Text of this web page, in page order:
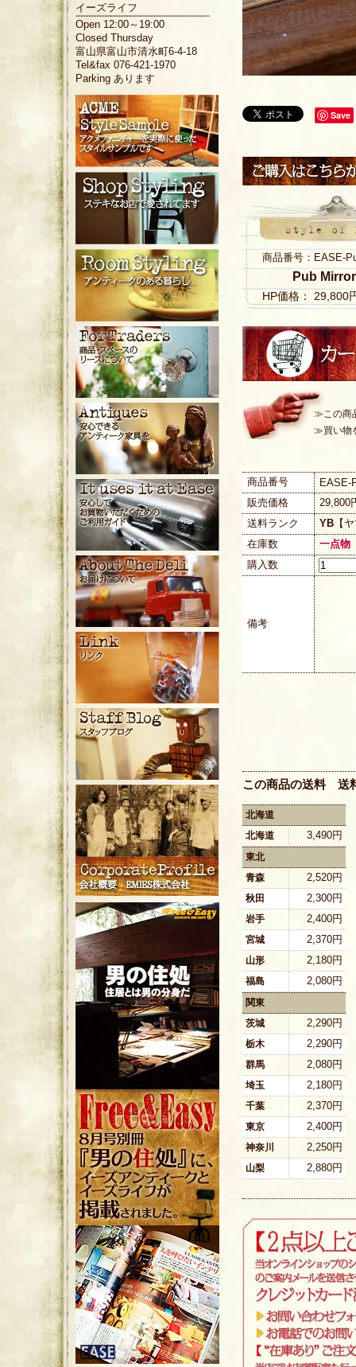
Save
商品番号：EASE-
Pub
HP価格： 29,800
≫この商
≫買い物
商品番号
EASE-
販売価格
29,800
送料ランク
YB 【
在庫数
一点物
購入数
備考
この商品の送料 送
北海道
北海道
3,490円
東北
青森
2,520円
秋田 2,300円
岩手 2,400円
宮城 2,370円
山形 2,180円
福島 2,080円
関東
茨城
2,290円
栃木 2,290円
群馬 2,080円
埼玉 2,180円
千葉 2,370円
東京 2,400円
神奈川 2,250円
山梨 2,880円
イーズライフ
Open 12:00～19:00
Closed Thursday
富山県富山市清水町6-4-18
Tel&fax 076-421-1970
Parking あります